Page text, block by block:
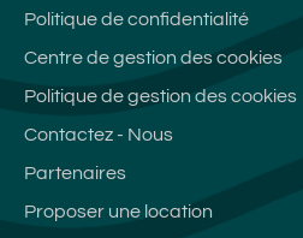
Politique de confidentialité
Centre de gestion des cookies
Politique de gestion des cookies
Contactez - Nous
Partenaires
Proposer une location